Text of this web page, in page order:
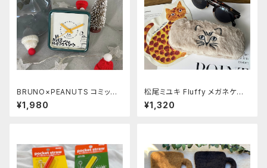
BRUNO×PEANUTS コミック
アラームクロック《DROP》
¥1,980
松尾ミユキ Fluffy メガネケー
ス Cat-Beige
¥1,320